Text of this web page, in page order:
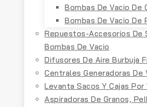
Bombas De Vacio De
Bombas De Vacio De
Repuestos-Accesorios De
Bombas De Vacio
Difusores De Aire Burbuja
Centrales Generadoras De
Levanta Sacos Y Cajas Por
Aspiradoras De Granos,